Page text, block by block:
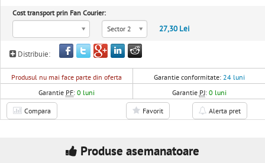
Cost transport prin Fan Courier:
Sector 2
27,30 Lei
Distribuie:
Produsul nu mai face parte din oferta Garantie conformitate: 24 luni
Garantie PF:0 luni Garantie PJ: 0 luni
Compara Favorit Alerta pret
Produse asemanatoare